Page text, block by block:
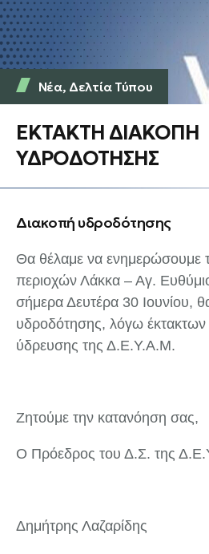
Νέα, Δελτία Τύπου
ΕΚΤΑΚΤΗ ΔΙΑΚΟΠΗ
ΥΔΡΟΔΟΤΗΣΗΣ
Διακοπή υδροδότησης
Θα θέλαμε να ενημερώσουμε
περιοχών Λάκκα – Αγ.
σήμερα Δευτέρα 30 Ιουνίου,
υδροδότησης, λόγω έκτακτων
ύδρευσης της Δ.Ε.Υ.Α.Μ.
Ζητούμε την κατανόηση σας,
Ο Πρόεδρος του Δ.Σ. της
Δημήτρης Λαζαρίδης